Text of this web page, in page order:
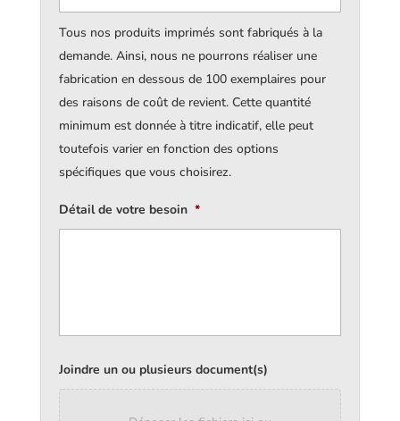
Tous nos produits imprimés sont fabriqués à la
demande. Ainsi, nous ne pourrons réaliser une
fabrication en dessous de 100 exemplaires pour
des raisons de coût de revient. Cette quantité
minimum est donnée à titre indicatif, elle peut
toutefois varier en fonction des options
spécifiques que vous choisirez.
Détail de votre besoin *
Joindre un ou plusieurs document(s)